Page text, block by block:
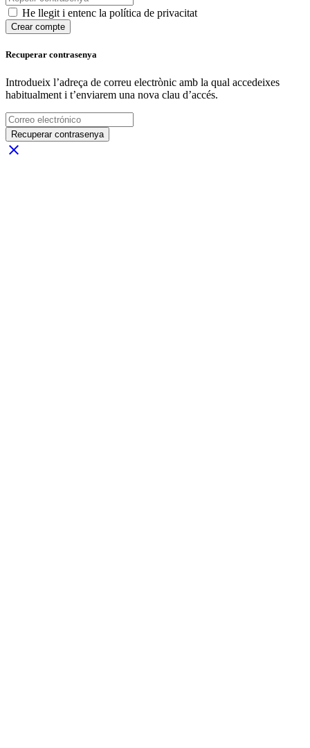
He llegit i entenc la política de privacitat
Crear compte
Recuperar contrasenya
Introdueix l’adreça de correu electrònic amb la qual accedeixes
habitualment i t’enviarem una nova clau d’accés.
Recuperar contrasenya
close